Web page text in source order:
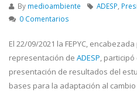
By medioambiente ADESP,
0 Comentarios
El 22/09/2021 la FEPYC,
representación de ADESP,
presentación de resultados del
bases para la adaptación al